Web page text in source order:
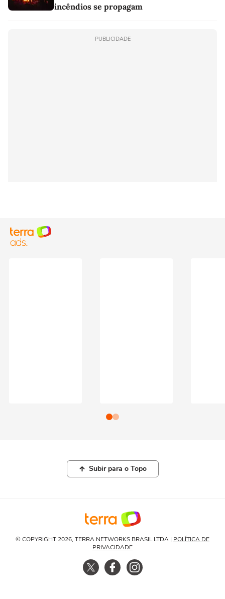
incêndios se propagam
PUBLICIDADE
Subir para o Topo
© COPYRIGHT 2026, TERRA NETWORKS BRASIL LTDA | POLÍTICA DE
PRIVACIDADE